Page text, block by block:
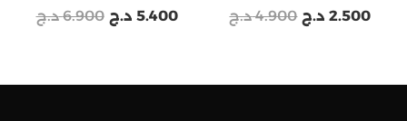
6.900 د.ج 5.400 د.ج 4.900 د.ج 2.500 د.ج